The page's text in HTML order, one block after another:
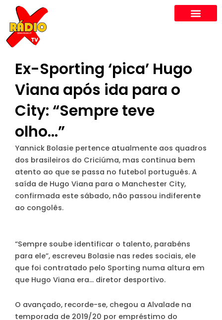
content
Ex-Sporting ‘pica’ Hugo
Viana após ida para o
City: “Sempre teve
olho…”
Yannick Bolasie pertence atualmente aos quadros
dos brasileiros do Criciúma, mas continua bem
atento ao que se passa no futebol português. A
saída de Hugo Viana para o Manchester City,
confirmada este sábado, não passou indiferente
ao congolês.
“Sempre soube identificar o talento, parabéns
para ele”, escreveu Bolasie nas redes sociais, ele
que foi contratado pelo Sporting numa altura em
que Hugo Viana era… diretor desportivo.
O avançado, recorde-se, chegou a Alvalade na
temporada de 2019/20 por empréstimo do